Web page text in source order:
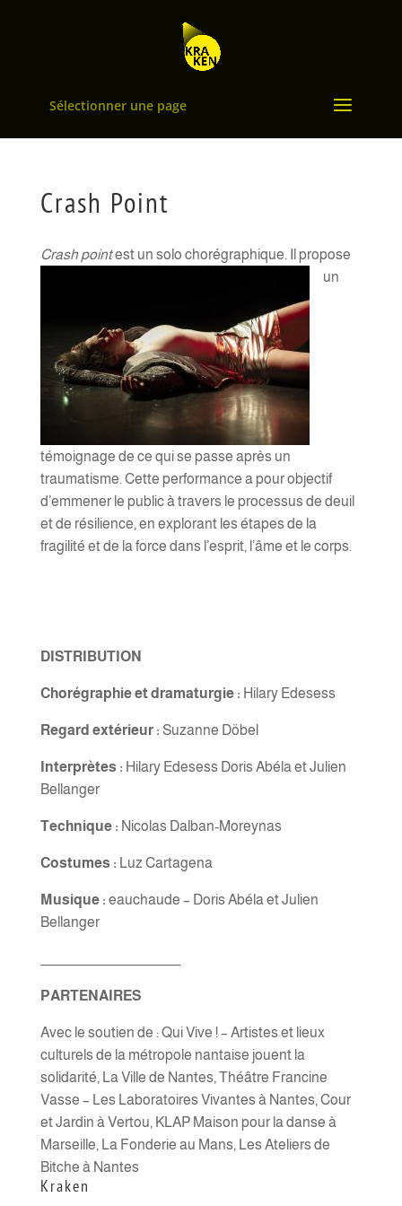
Sélectionner une page
Crash Point
Crashpointest un solo chorégraphique. Il propose
un
témoignage de ce qui se passe après un
traumatisme. Cette performance a pour objectif
d’emmener le public à travers le processus de deuil
et de résilience, en explorant les étapes de la
fragilité et de la force dans l’esprit, l’âme et le corps.
DISTRIBUTION
Chorégraphie et dramaturgie : Hilary Edesess
Regard extérieur : Suzanne Döbel
Interprètes : Hilary Edesess Doris Abéla et Julien
Bellanger
Technique : Nicolas Dalban-Moreynas
Costumes : Luz Cartagena
Musique : eauchaude – Doris Abéla et Julien
Bellanger
PARTENAIRES
Avec le soutien de : Qui Vive ! – Artistes et lieux
culturels de la métropole nantaise jouent la
solidarité, La Ville de Nantes, Théâtre Francine
Vasse – Les Laboratoires Vivantes à Nantes, Cour
et Jardin à Vertou, KLAP Maison pour la danse à
Marseille, La Fonderie au Mans, Les Ateliers de
Bitche à Nantes
Kraken